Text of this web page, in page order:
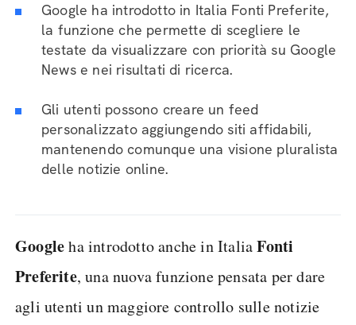
Google ha introdotto in Italia Fonti Preferite,
la funzione che permette di scegliere le
testate da visualizzare con priorità su Google
News e nei risultati di ricerca.
Gli utenti possono creare un feed
personalizzato aggiungendo siti affidabili,
mantenendo comunque una visione pluralista
delle notizie online.
Googleha introdotto anche in ItaliaFonti
Preferite, una nuova funzione pensata per dare
agli utenti un maggiore controllo sulle notizie